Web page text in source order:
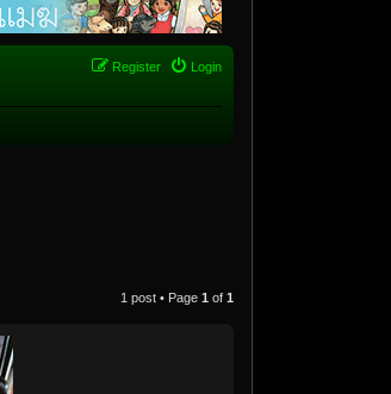
Login
Register
1 post • Page 1 of 1